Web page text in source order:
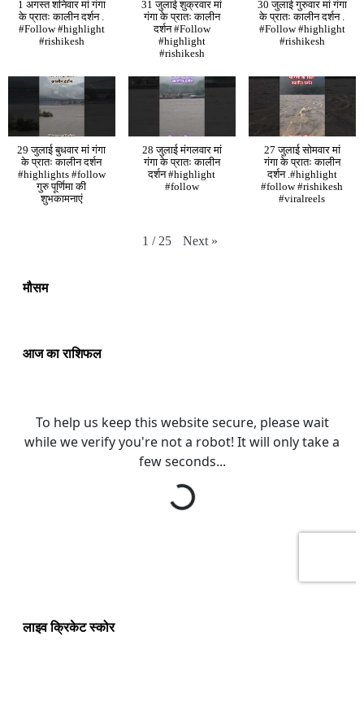
1 अगस्त शनिवार मां गंगा
के प्रातः कालीन दर्शन .
#Follow #highlight
#rishikesh
31 जुलाई शुक्रवार मां
गंगा के प्रातः कालीन
दर्शन #Follow
#highlight
#rishikesh
30 जुलाई गुरुवार मां गंगा
के प्रातः कालीन दर्शन .
#Follow #highlight
#rishikesh
29 जुलाई बुधवार मां गंगा
के प्रातः कालीन दर्शन
#highlights #follow
गुरु पूर्णिमा की
शुभकामनाएं
28 जुलाई मंगलवार मां
गंगा के प्रातः कालीन
दर्शन #highlight
#follow
27 जुलाई सोमवार मां
गंगा के प्रातः कालीन
दर्शन .#highlight
#follow #rishikesh
#viralreels
1 / 25 Next »
मौसम
आज का राशिफल
लाइव क्रिकेट स्कोर